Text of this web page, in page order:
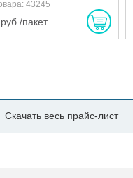
43245
руб./пакет
Скачать весь прайс-лист